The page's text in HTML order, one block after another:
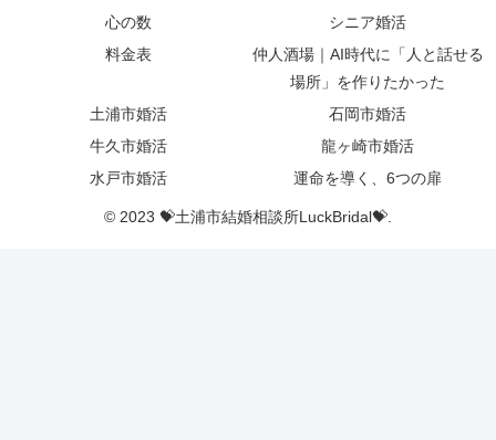
心の数
シニア婚活
料金表
仲人酒場｜AI時代に「人と話せる
場所」を作りたかった
土浦市婚活
石岡市婚活
牛久市婚活
龍ヶ崎市婚活
水戸市婚活
運命を導く、6つの扉
© 2023 💝土浦市結婚相談所LuckBridal💝.